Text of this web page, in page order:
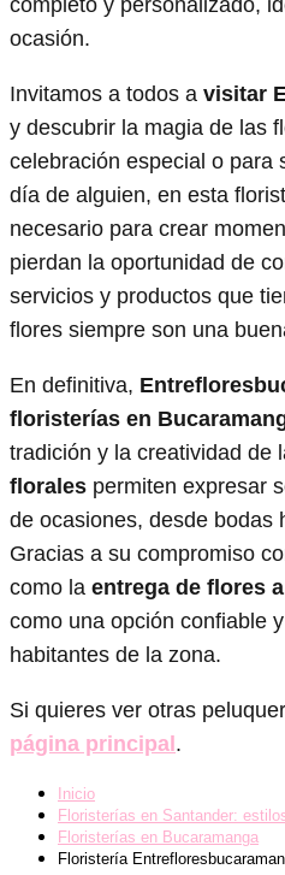
ocasión.
Invitamos a todos a visitar
y descubrir la magia de las
celebración especial o para
día de alguien, en esta
necesario para crear
pierdan la oportunidad de
servicios y productos que
flores siempre son una
En definitiva,
floristerías en
tradición y la creatividad de
florales permiten expresar
de ocasiones, desde bodas
Gracias a su compromiso
como la entrega de flores
como una opción confiable
habitantes de la zona.
Si quieres ver otras
página principal.
Inicio
Floristerías en Santander:
Floristerías en Bucaramanga
Floristería